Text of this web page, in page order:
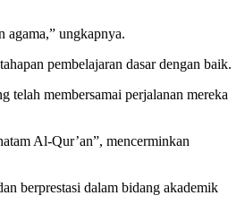
agama,” ungkapnya.
pembelajaran dasar dengan baik.
telah membersamai perjalanan mereka
Al-Qur’an”, mencerminkan
berprestasi dalam bidang akademik